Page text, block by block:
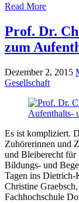
Read More
Prof. Dr.
zum
Dezember 2, 2015
Gesellschaft
Es ist kompliziert.
Zuhörerinnen und
und Bleiberecht für
Bildungs- und
Tagen ins Dietrich-
Christine
Fachhochschule